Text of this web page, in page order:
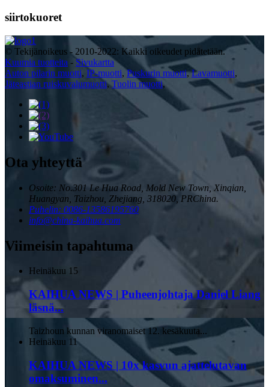
siirtokuoret
© Tekijänoikeus - 2010-2022: Kaikki oikeudet pidätetään.
Kuumia tuotteita - Sivukartta
Auton pilarin muotti, IP-muotti, Puskurin muotti,Lavamuotti,
Jäteastian ruiskuvalumuotti,Tuolin muotti,
Ota yhteyttä
Osoite: No.301 Le Hua Road, Mold New Town, Xinqian,
Huangyan, Taizhou, Zhejiang, 318020, PRChina.
Puhelin: 0086-13586195760
info@china-kaihua.com
Viimeisin tapahtuma
Heinäkuu 15
KAIHUA NEWS | Puheenjohtaja Daniel Liang
läsnä...
Taizhoun kunnan viranomaiset 12. kesäkuuta...
Heinäkuu 11
KAIHUA NEWS | 10x kasvun ajattelutavan
omaksuminen...